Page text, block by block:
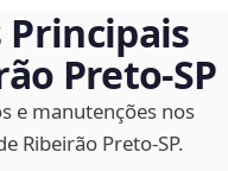
Principais
Preto‑SP
e manutenções nos
Ribeirão Preto‑SP.